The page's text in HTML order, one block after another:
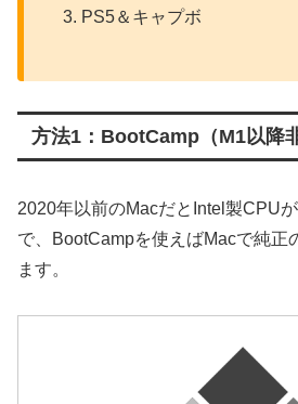
PS5＆キャプボ
方法1：BootCamp（M1以降
2020年以前のMacだとIntel製CPU
で、BootCampを使えばMacで純正
ます。